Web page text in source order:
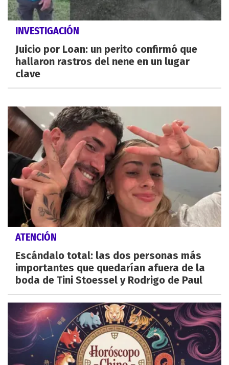
INVESTIGACIÓN
Juicio por Loan: un perito confirmó que
hallaron rastros del nene en un lugar
clave
ATENCIÓN
Escándalo total: las dos personas más
importantes que quedarían afuera de la
boda de Tini Stoessel y Rodrigo de Paul